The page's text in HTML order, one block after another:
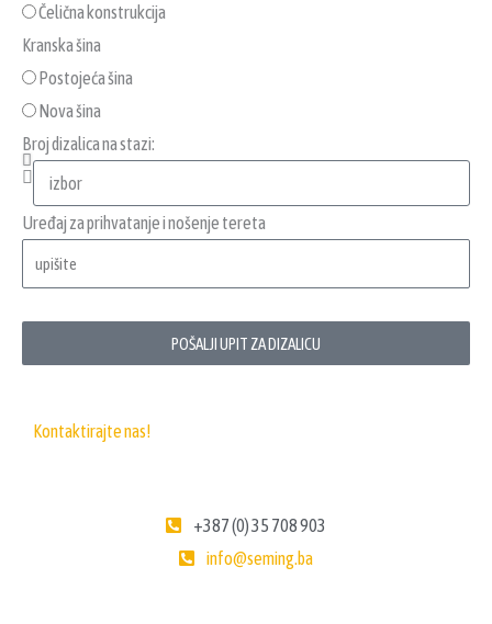
Čelična konstrukcija
Kranska šina
Postojeća šina
Nova šina
Broj dizalica na stazi:
Uređaj za prihvatanje i nošenje tereta
POŠALJI UPIT ZA DIZALICU
Kontaktirajte nas!
+387 (0) 35 708 903
info@seming.ba